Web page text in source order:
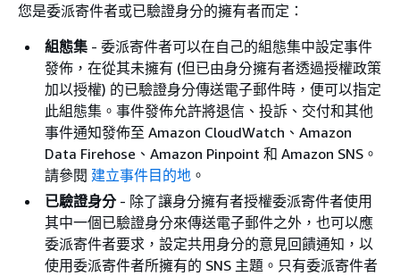
您是委派寄件者或已驗證身分的擁有者而定：
組態集 - 委派寄件者可以在自己的組態集中設定事件
發佈，在從其未擁有 (但已由身分擁有者透過授權政策
加以授權) 的已驗證身分傳送電子郵件時，便可以指定
此組態集。事件發佈允許將退信、投訴、交付和其他
事件通知發佈至 Amazon CloudWatch、Amazon
Data Firehose、Amazon Pinpoint 和 Amazon SNS。
請參閱 建立事件目的地 。
已驗證身分- 除了讓身分擁有者授權委派寄件者使用
其中一個已驗證身分來傳送電子郵件之外，也可以應
委派寄件者要求，設定共用身分的意見回饋通知，以
使用委派寄件者所擁有的 SNS 主題。只有委派寄件者